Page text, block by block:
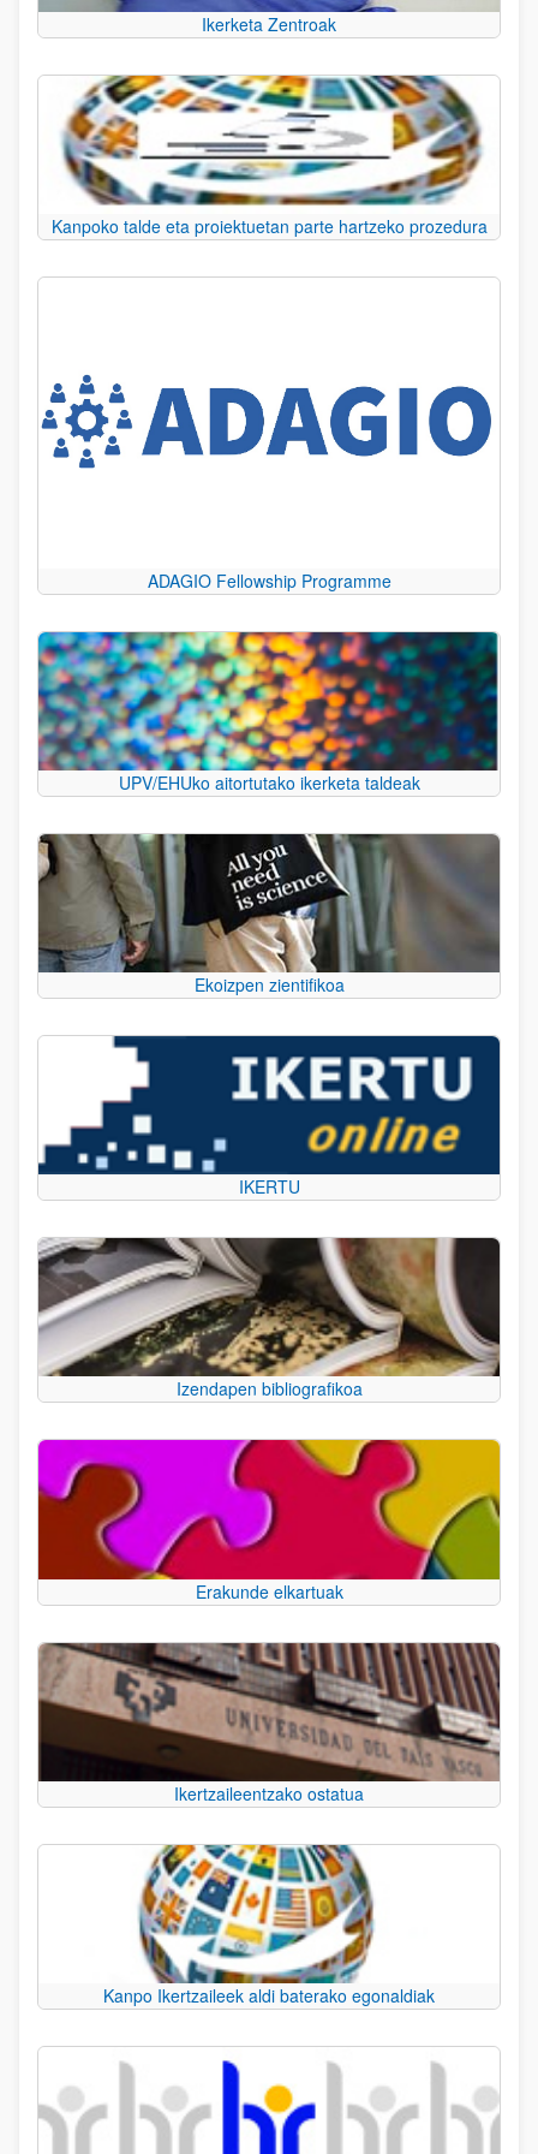
Ikerketa Zentroak
Kanpoko talde eta proiektuetan parte hartzeko prozedura
ADAGIO Fellowship Programme
UPV/EHUko aitortutako ikerketa taldeak
Ekoizpen zientifikoa
IKERTU
Izendapen bibliografikoa
Erakunde elkartuak
Ikertzaileentzako ostatua
Kanpo Ikertzaileek aldi baterako egonaldiak